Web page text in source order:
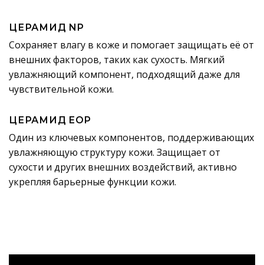
ЦЕРАМИД NP
Сохраняет влагу в коже и помогает защищать её от
внешних факторов, таких как сухость. Мягкий
увлажняющий компонент, подходящий даже для
чувствительной кожи.
ЦЕРАМИД EOP
Один из ключевых компонентов, поддерживающих
увлажняющую структуру кожи. Защищает от
сухости и других внешних воздействий, активно
укрепляя барьерные функции кожи.